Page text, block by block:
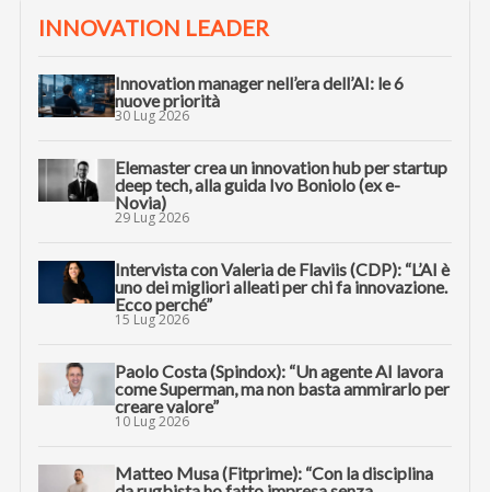
INNOVATION LEADER
Innovation manager nell’era dell’AI: le 6
nuove priorità
30 Lug 2026
Elemaster crea un innovation hub per startup
deep tech, alla guida Ivo Boniolo (ex e-
Novia)
29 Lug 2026
Intervista con Valeria de Flaviis (CDP): “L’AI è
uno dei migliori alleati per chi fa innovazione.
Ecco perché”
15 Lug 2026
Paolo Costa (Spindox): “Un agente AI lavora
come Superman, ma non basta ammirarlo per
creare valore”
10 Lug 2026
Matteo Musa (Fitprime): “Con la disciplina